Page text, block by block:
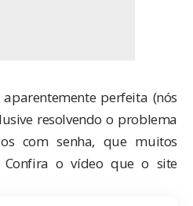
perfeita (nós
resolvendo o problema
com senha, que muitos
Confira o vídeo que o site